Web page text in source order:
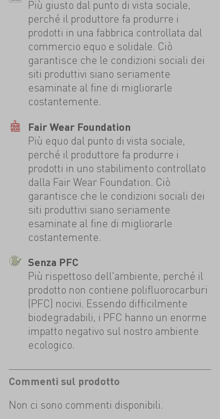
Più giusto dal punto di vista sociale,
perché il produttore fa produrre i
prodotti in una fabbrica controllata dal
commercio equo e solidale. Ciò
garantisce che le condizioni sociali dei
siti produttivi siano seriamente
esaminate al fine di migliorarle
costantemente.
Fair Wear Foundation
Più equo dal punto di vista sociale,
perché il produttore fa produrre i
prodotti in uno stabilimento controllato
dalla Fair Wear Foundation. Ciò
garantisce che le condizioni sociali dei
siti produttivi siano seriamente
esaminate al fine di migliorarle
costantemente.
Senza PFC
Più rispettoso dell'ambiente, perché il
prodotto non contiene polifluorocarburi
(PFC) nocivi. Essendo difficilmente
biodegradabili, i PFC hanno un enorme
impatto negativo sul nostro ambiente
ecologico.
Commenti sul prodotto
Non ci sono commenti disponibili.